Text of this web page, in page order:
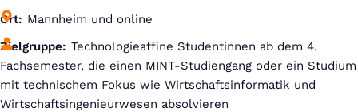
Ort
Mannheim und online
Zielgruppe
Technologieaffine Studentinnen ab dem 4.
Fachsemester, die einen MINT-Studiengang oder ein Studium
mit technischem Fokus wie Wirtschaftsinformatik und
Wirtschaftsingenieurwesen absolvieren